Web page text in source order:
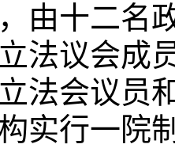
由十二名
法议会成
法会议员
实行一院